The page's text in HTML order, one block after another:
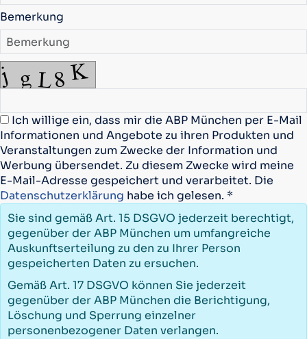
Bemerkung
Ich willige ein, dass mir die ABP München per E-Mail
Informationen und Angebote zu ihren Produkten und
Veranstaltungen zum Zwecke der Information und
Werbung übersendet. Zu diesem Zwecke wird meine
E-Mail-Adresse gespeichert und verarbeitet. Die
Datenschutzerklärung habe ich gelesen. *
Sie sind gemäß Art. 15 DSGVO jederzeit berechtigt,
gegenüber der ABP München um umfangreiche
Auskunftserteilung zu den zu Ihrer Person
gespeicherten Daten zu ersuchen.
Gemäß Art. 17 DSGVO können Sie jederzeit
gegenüber der ABP München die Berichtigung,
Löschung und Sperrung einzelner
personenbezogener Daten verlangen.